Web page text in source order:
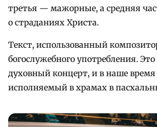
третья — мажорные, а средняя
о страданиях Христа.
Текст, использованный
богослужебного употребления.
духовный концерт, и в наше время
исполняемый в храмах в